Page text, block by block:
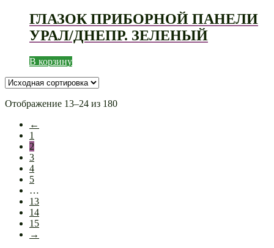
ГЛАЗОК ПРИБОРНОЙ ПАНЕЛИ
УРАЛ/ДНЕПР. ЗЕЛЕНЫЙ
В корзину
Отображение 13–24 из 180
←
1
2
3
4
5
…
13
14
15
→